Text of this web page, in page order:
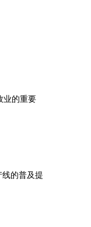
业的重要
的普及提